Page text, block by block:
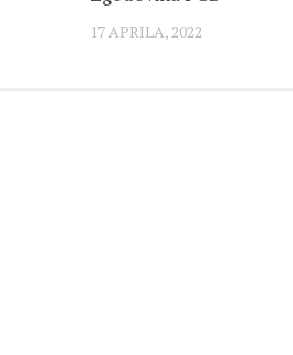
17 APRILA, 2022